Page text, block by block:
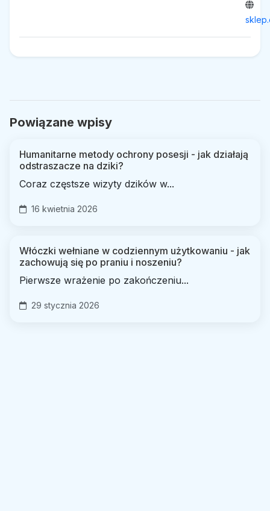
Powiązane wpisy
Humanitarne metody ochrony posesji - jak działają
odstraszacze na dziki?
Coraz częstsze wizyty dzików w...
16 kwietnia 2026
Włóczki wełniane w codziennym użytkowaniu - jak
zachowują się po praniu i noszeniu?
Pierwsze wrażenie po zakończeniu...
29 stycznia 2026